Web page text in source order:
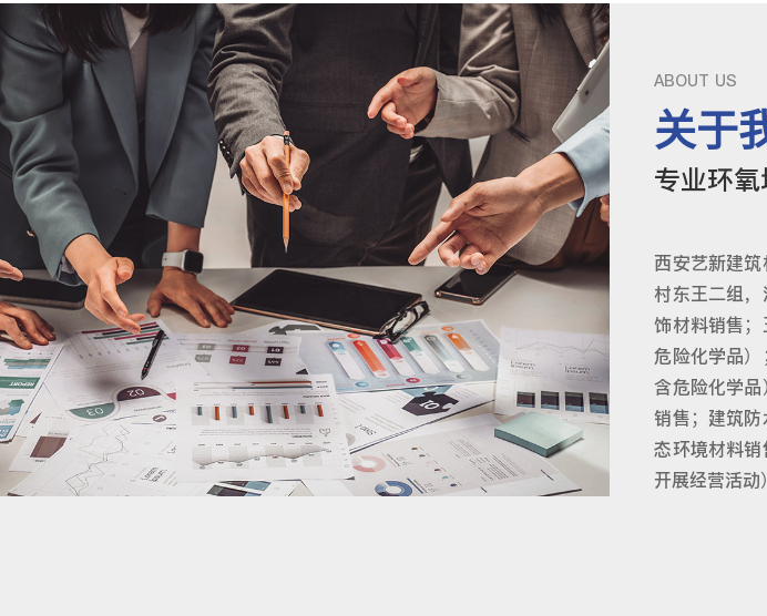
ABOUT US
关于
专业环
西安艺新建
村东王二组
饰材料销售
危险化学品
含危险化学
销售；建筑
态环境材料
开展经营活动）